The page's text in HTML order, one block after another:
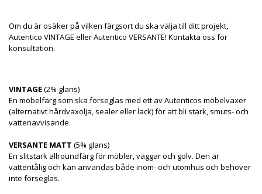
Om du är osäker på vilken färgsort du ska välja till ditt projekt,
Autentico VINTAGE eller Autentico VERSANTE! Kontakta oss för
konsultation.
VINTAGE(2% glans)
En möbelfärg som ska förseglas med ett av Autenticos möbelvaxer
(alternativt hårdvaxolja, sealer eller lack) för att bli stark, smuts- och
vattenavvisande.
VERSANTE MATT (5% glans)
En slitstark allroundfärg för möbler, väggar och golv. Den är
vattentålig och kan användas både inom- och utomhus och behöver
inte förseglas.